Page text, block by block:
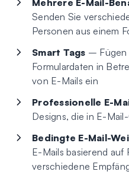
Mehrere E-Mail-
Senden Sie
Personen aus einem
Smart Tags – Fügen
Formulardaten in
von E-Mails ein
Professionelle E-
Designs, die in E-
Bedingte E-Mail-
E-Mails basierend auf
verschiedene